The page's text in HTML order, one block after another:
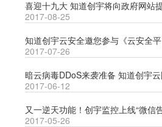
喜迎十九大 知道创宇将向政府网站
2017-08-25
知道创宇云安全邀您参与《云安全
2017-07-26
暗云病毒DDoS来袭准备 知道创宇
2017-06-12
又一逆天功能！创宇监控上线“微信
2017-05-26